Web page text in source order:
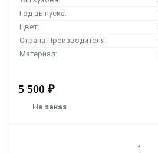
Год выпуска:
Цвет:
Страна Производителя:
Материал:
5 500 ₽
На заказ
1